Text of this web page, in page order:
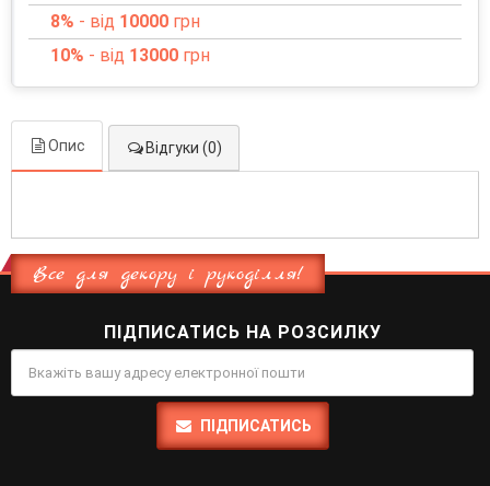
8% - від 10000 грн
10% - від 13000 грн
Опис Відгуки (0)
Все для декору і рукоділля!
ПІДПИСАТИСЬ НА РОЗСИЛКУ
ПІДПИСАТИСЬ